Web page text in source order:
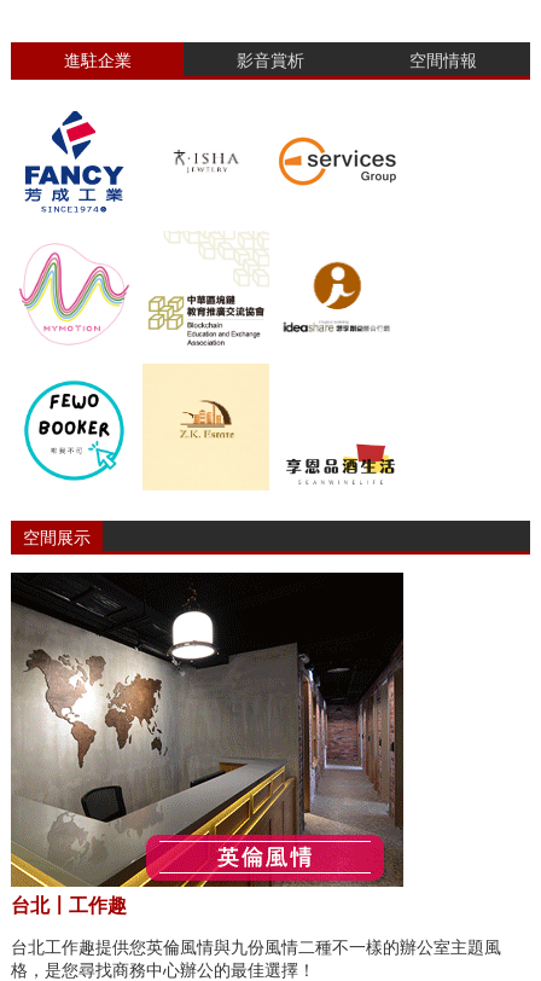
進駐企業 影音賞析 空間情報
空間展示
台北〡工作趣
台北工作趣提供您英倫風情與九份風情二種不一樣的辦公室主題風
格，是您尋找商務中心辦公的最佳選擇！